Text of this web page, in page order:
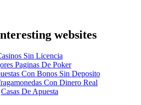
websites
Sin Licencia
Paginas De Poker
Con Bonos Sin Deposito
Con Dinero Real
Casas De Apuesta